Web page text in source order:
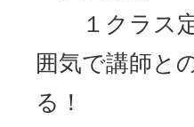
１クラス定
囲気で講師と
る！